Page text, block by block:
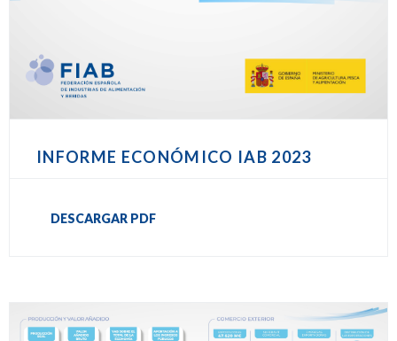
INFORME ECONÓMICO IAB 2023
DESCARGAR PDF